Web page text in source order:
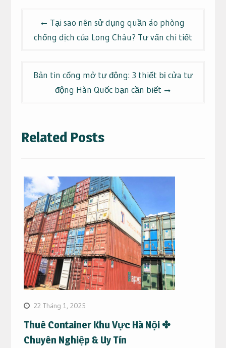
hướng
Tại sao nên sử dụng quần áo phòng
chống dịch của Long Châu? Tư vấn chi tiết
Bản tin cổng mở tự động: 3 thiết bị cửa tự
động Hàn Quốc bạn cần biết
Related Posts
22 Tháng 1, 2025
Thuê Container Khu Vực Hà Nội ✤
Chuyên Nghiệp & Uy Tín